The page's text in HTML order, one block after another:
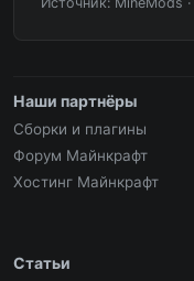
Наши партнёры
Сборки и плагины
Форум Майнкрафт
Хостинг Майнкрафт
Статьи